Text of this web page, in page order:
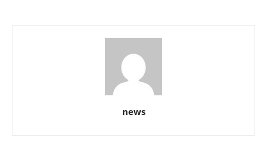
news